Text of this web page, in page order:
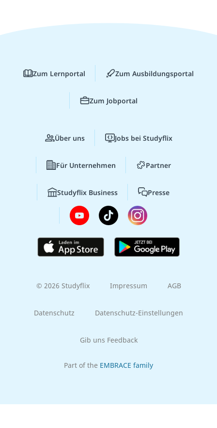
Zum Lernportal Zum Ausbildungsportal
Zum Jobportal
Über uns Jobs bei Studyflix
Für Unternehmen Partner
Studyflix Business Presse
© 2026 Studyflix Impressum AGB
Datenschutz Datenschutz-Einstellungen
Gib uns Feedback
Part of the EMBRACE family